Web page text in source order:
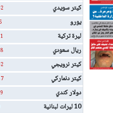
كيتر سويدي
يورو
ليرة تركية
ريال سعودي
كيتر نرويجي
كيتر دنماركي
دولار كندي
10 ليرات لبنانية